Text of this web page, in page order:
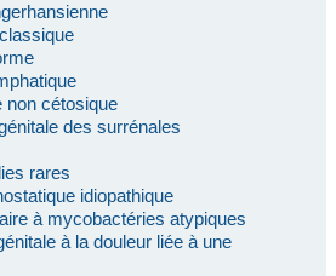
non cétosique
des surrénales
rares
idiopathique
à mycobactéries atypiques
à la douleur liée à une